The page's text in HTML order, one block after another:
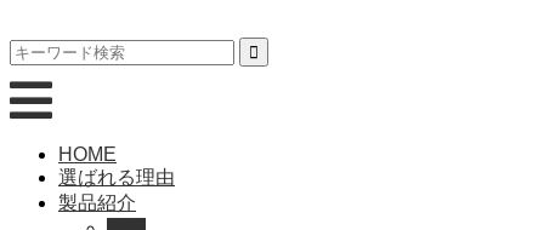
HOME
選ばれる理由
製品紹介